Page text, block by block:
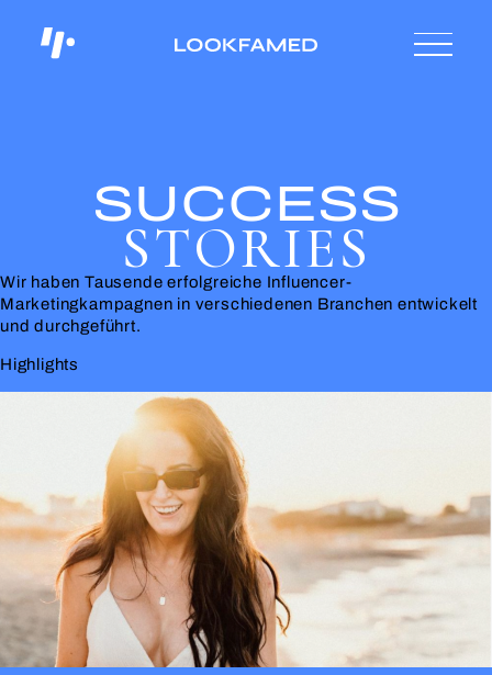
SUCCESS
STORIES
Wir haben Tausende erfolgreiche Influencer-
Marketingkampagnen in verschiedenen Branchen entwickelt
und durchgeführt.
Highlights